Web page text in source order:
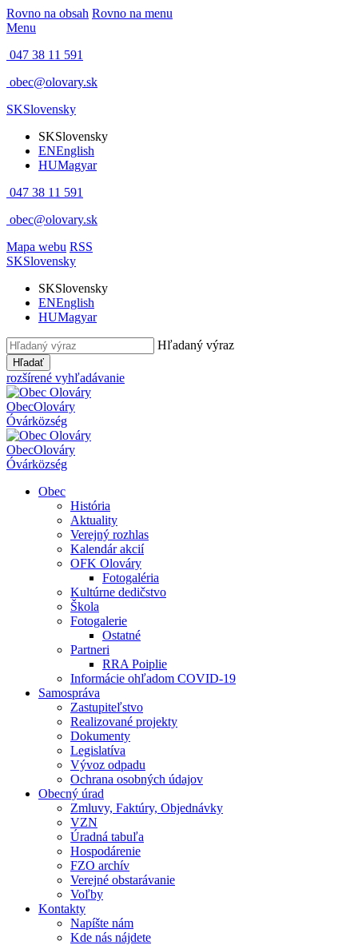
Rovno na obsah Rovno na menu
Menu
047 38 11 591
obec@olovary.sk
SKSlovensky
SKSlovensky
ENEnglish
HUMagyar
047 38 11 591
obec@olovary.sk
Mapa webu RSS
SKSlovensky
SKSlovensky
ENEnglish
HUMagyar
Hľadaný výraz
Hľadať
rozšírené vyhľadávanie
ObecOlováry
Óvárközség
ObecOlováry
Óvárközség
Obec
História
Aktuality
Verejný rozhlas
Kalendár akcií
OFK Olováry
Fotogaléria
Kultúrne dedičstvo
Škola
Fotogalerie
Ostatné
Partneri
RRA Poiplie
Informácie ohľadom COVID-19
Samospráva
Zastupiteľstvo
Realizované projekty
Dokumenty
Legislatíva
Vývoz odpadu
Ochrana osobných údajov
Obecný úrad
Zmluvy, Faktúry, Objednávky
VZN
Úradná tabuľa
Hospodárenie
FZO archív
Verejné obstarávanie
Voľby
Kontakty
Napíšte nám
Kde nás nájdete